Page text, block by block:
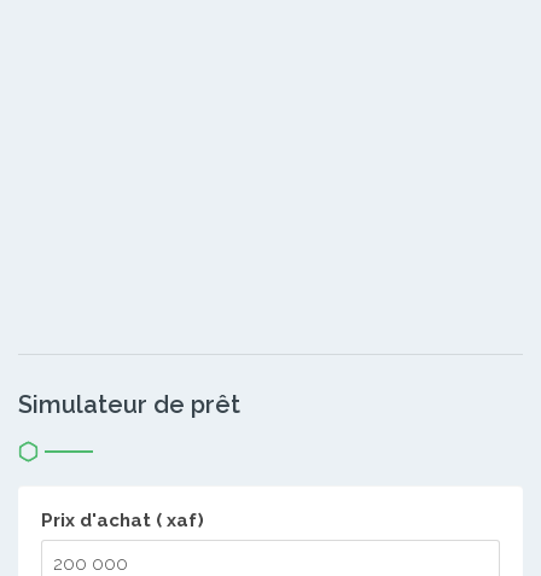
Simulateur de prêt
Prix d'achat ( xaf)